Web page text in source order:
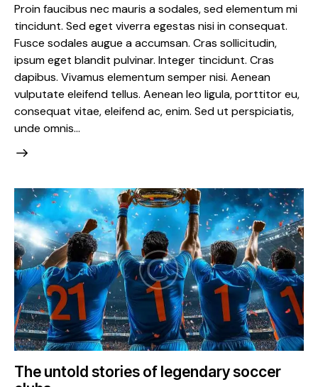
Proin faucibus nec mauris a sodales, sed elementum mi
tincidunt. Sed eget viverra egestas nisi in consequat.
Fusce sodales augue a accumsan. Cras sollicitudin,
ipsum eget blandit pulvinar. Integer tincidunt. Cras
dapibus. Vivamus elementum semper nisi. Aenean
vulputate eleifend tellus. Aenean leo ligula, porttitor eu,
consequat vitae, eleifend ac, enim. Sed ut perspiciatis,
unde omnis…
The untold stories of legendary soccer